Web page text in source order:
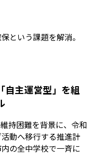
という課題を解消。
自主運営型」を組
持困難を背景に、令和
動へ移行する推進計
の全中学校で一斉に